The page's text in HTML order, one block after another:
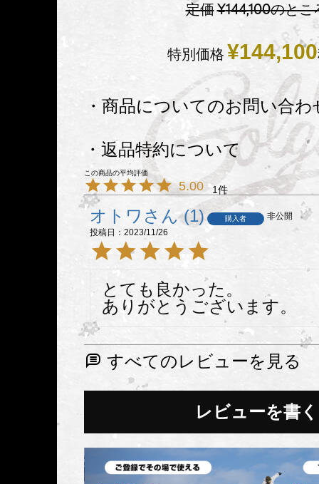
定価¥144,100のとこ
特別価格 ¥144,100
・商品についてのお問い合わ
・返品特約について
5.00 1
オトワ 1 購入者
非公開
投稿日
2023/11/26
とても良かった。
ありがとうございます。
すべてのレビューを見る
レビューを書く